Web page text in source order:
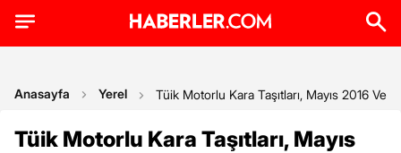
Anasayfa Yerel Tüik Motorlu Kara Taşıtları, Mayıs 2016
Tüik Motorlu Kara Taşıtları, Mayıs